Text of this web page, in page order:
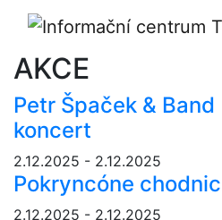
AKCE
Petr Špaček &
koncert
2.12.2025 - 2.12.2025
Pokryncóne
2.12.2025 - 2.12.2025